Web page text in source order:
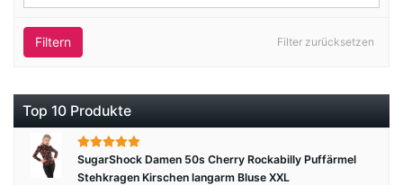
Filter zurücksetzen
Filtern
Top 10 Produkte
SugarShock Damen 50s Cherry Rockabilly Puffärmel
Stehkragen Kirschen langarm Bluse XXL